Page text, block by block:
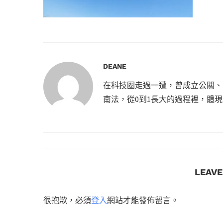
DEANE
在科技圈走過一遭，曾成立公關
南法，從0到1長大的過程裡，體
很抱歉，必須登入網站才能發佈留言。